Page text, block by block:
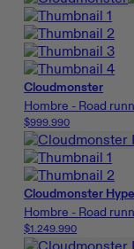
Cloudmonster
Hombre - Road
$999.990
Cloudmonster
Hombre - Road
$1.249.990